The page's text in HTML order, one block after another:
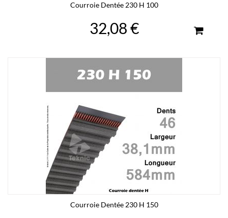
Courroie Dentée 230 H 100
32,08 €
Courroie Dentée 230 H 150